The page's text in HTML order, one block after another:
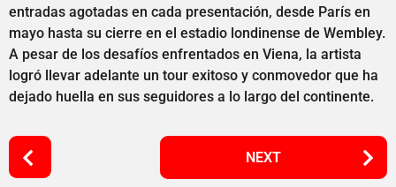
entradas agotadas en cada presentación, desde París en
mayo hasta su cierre en el estadio londinense de Wembley.
A pesar de los desafíos enfrentados en Viena, la artista
logró llevar adelante un tour exitoso y conmovedor que ha
dejado huella en sus seguidores a lo largo del continente.
P
o
NEXT